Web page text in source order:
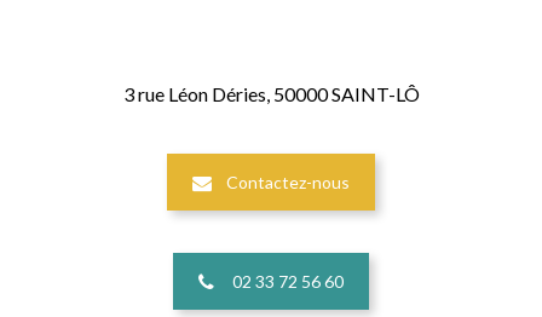
3 rue Léon Déries, 50000 SAINT-LÔ
Contactez-nous
02 33 72 56 60